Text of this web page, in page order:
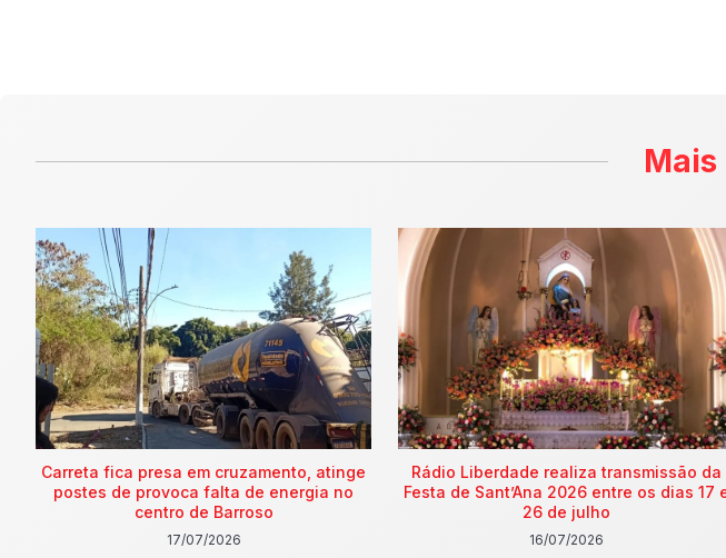
Carreta fica presa em cruzamento, atinge
postes de provoca falta de energia no
centro de Barroso
17/07/2026
Rádio Liberdade realiza transmissão da
Festa de Sant’Ana 2026 entre os dias 17
26 de julho
16/07/2026